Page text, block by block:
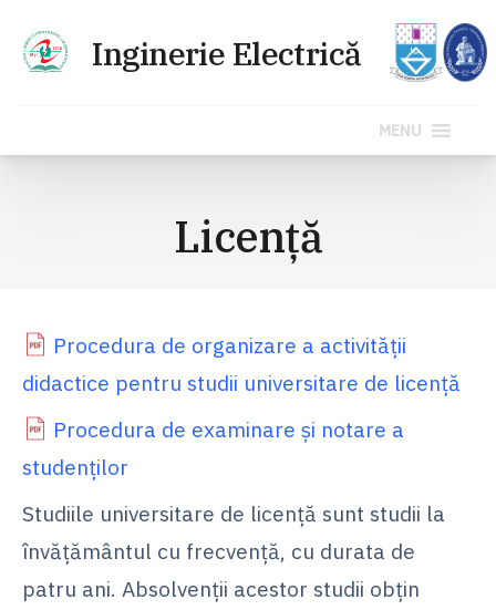
MENU
Licenţă
Procedura de organizare a activităţii
didactice pentru studii universitare de licenţă
Procedura de examinare și notare a
studenților
Studiile universitare de licenţă sunt studii la
învăţământul cu frecvență, cu durata de
patru ani. Absolvenţii acestor studii obţin